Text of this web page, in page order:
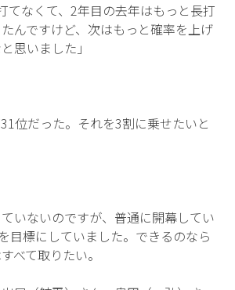
てなくて、2年目の去年はもっと長打
んですけど、次はもっと確率を上げ
思いました」
位だった。それを3割に乗せたいと
ていないのですが、普通に開幕してい
目標にしていました。できるのなら
べて取りたい。